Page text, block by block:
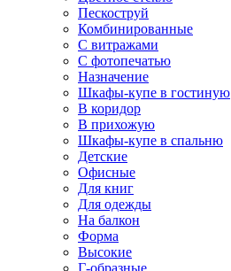
Пескоструй
Комбинированные
С витражами
С фотопечатью
Назначение
Шкафы-купе в гостиную
В коридор
В прихожую
Шкафы-купе в спальню
Детские
Офисные
Для книг
Для одежды
На балкон
Форма
Высокие
Г-образные